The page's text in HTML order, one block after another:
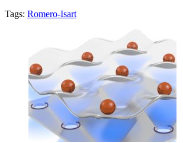
Tags: Romero-Isart